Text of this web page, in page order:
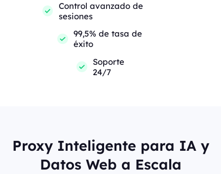
Control avanzado de
sesiones
99,5% de tasa de
éxito
Soporte
24/7
Proxy Inteligente para IA y
Datos Web a Escala